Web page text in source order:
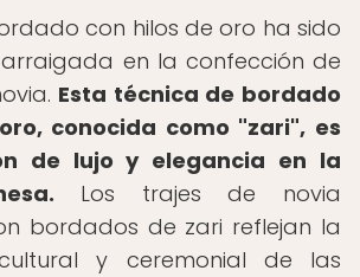
con hilos de oro ha sido
en la confección de
Esta técnica de bordado
conocida como "zari", es
de lujo y elegancia en la
Los trajes de novia
bordados de zari reflejan la
y ceremonial de las